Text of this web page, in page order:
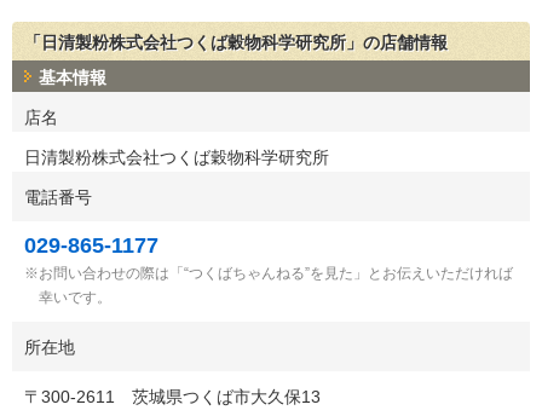
「日清製粉株式会社つくば穀物科学研究所」の店舗情報
基本情報
店名
日清製粉株式会社つくば穀物科学研究所
電話番号
029-865-1177
お問い合わせの際は「“つくばちゃんねる”を見た」とお伝えいただければ
幸いです。
所在地
〒 300-2611 茨城県つくば市大久保13